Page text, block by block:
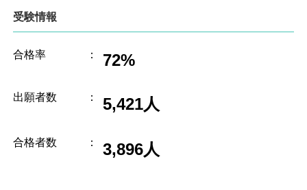
受験情報
合格率 ： 72%
出願者数 ： 5,421人
合格者数 ： 3,896人